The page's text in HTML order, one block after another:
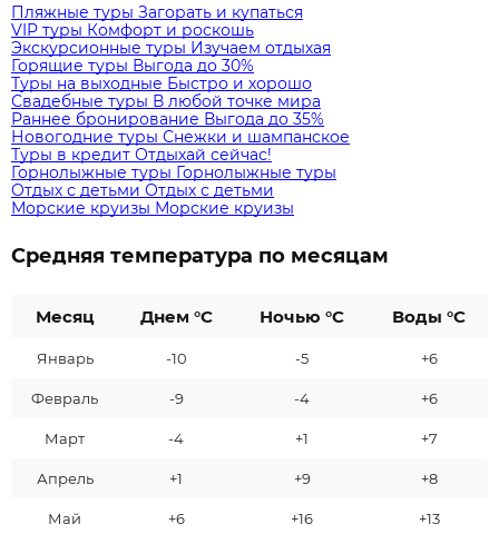
Пляжные туры Загорать и купаться
VIP туры Комфорт и роскошь
Экскурсионные туры Изучаем отдыхая
Горящие туры Выгода до 30%
Туры на выходные Быстро и хорошо
Свадебные туры В любой точке мира
Раннее бронирование Выгода до 35%
Новогодние туры Снежки и шампанское
Туры в кредит Отдыхай сейчас!
Горнолыжные туры Горнолыжные туры
Отдых с детьми Отдых с детьми
Морские круизы Морские круизы
Средняя температура по месяцам
Месяц Днем °C Ночью °C Воды °C
Январь -10 -5 +6
Февраль -9 -4 +6
Март -4 +1 +7
Апрель +1 +9 +8
Май +6 +16 +13